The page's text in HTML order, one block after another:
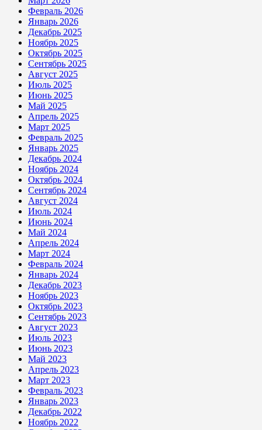
Февраль 2026
Январь 2026
Декабрь 2025
Ноябрь 2025
Октябрь 2025
Сентябрь 2025
Август 2025
Июль 2025
Июнь 2025
Май 2025
Апрель 2025
Март 2025
Февраль 2025
Январь 2025
Декабрь 2024
Ноябрь 2024
Октябрь 2024
Сентябрь 2024
Август 2024
Июль 2024
Июнь 2024
Май 2024
Апрель 2024
Март 2024
Февраль 2024
Январь 2024
Декабрь 2023
Ноябрь 2023
Октябрь 2023
Сентябрь 2023
Август 2023
Июль 2023
Июнь 2023
Май 2023
Апрель 2023
Март 2023
Февраль 2023
Январь 2023
Декабрь 2022
Ноябрь 2022